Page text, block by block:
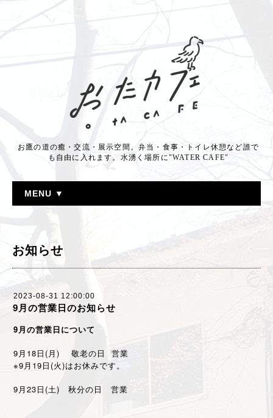
お鷹の道の癒・交流・展示空間。弁当・食事・トイレ休憩など誰で
も自由に入れます。水湧く場所に"WATER CAFE"
MENU ▼
お知らせ
2023-08-31 12:00:00
9月の営業日のお知らせ
9月の営業日について
9月18日(月) 敬老の日
営業
※9月19日(火)はお休みです。
9月23日(土) 秋分の日 営業